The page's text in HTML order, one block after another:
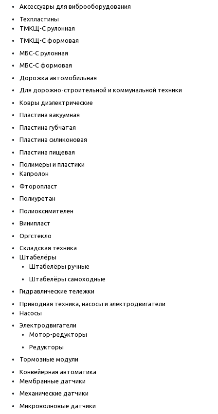
Аксессуары для виброоборудования
Техпластины
ТМКЩ-С рулонная
ТМКЩ-С формовая
МБС-С рулонная
МБС-С формовая
Дорожка автомобильная
Для дорожно-строительной и коммунальной техники
Ковры диэлектрические
Пластина вакуумная
Пластина губчатая
Пластина силиконовая
Пластина пищевая
Полимеры и пластики
Капролон
Фторопласт
Полиуретан
Полиоксимителен
Винипласт
Оргстекло
Складская техника
Штабелёры
Штабелёры ручные
Штабелёры самоходные
Гидравлические тележки
Приводная техника, насосы и электродвигатели
Насосы
Электродвигатели
Мотор-редукторы
Редукторы
Тормозные модули
Конвейерная автоматика
Мембранные датчики
Механические датчики
Микроволновые датчики